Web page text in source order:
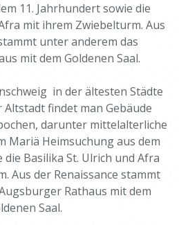
11. Jahrhundert sowie die
mit ihrem Zwiebelturm. Aus
unter anderem das
mit dem Goldenen Saal.
in der ältesten Städte
Altstadt findet man Gebäude
darunter mittelalterliche
Mariä Heimsuchung aus dem
die Basilika St. Ulrich und Afra
Aus der Renaissance stammt
Rathaus mit dem
Saal.